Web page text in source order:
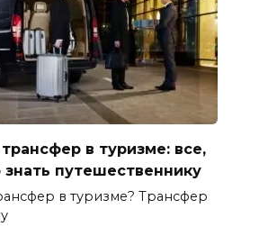
в туризме: все,
путешественнику
в туризме? Трансфер